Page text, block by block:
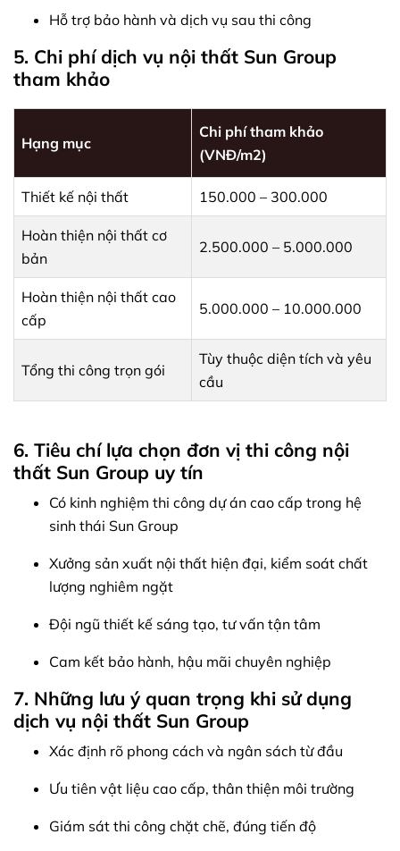
Hỗ trợ bảo hành và dịch vụ sau thi công
5. Chi phí dịch vụ nội thất Sun Group
tham khảo
Hạng mục
Chi phí tham khảo
(VNĐ/m2)
Thiết kế nội thất 150.000 – 300.000
Hoàn thiện nội thất cơ
bản
2.500.000 – 5.000.000
Hoàn thiện nội thất cao
cấp
5.000.000 – 10.000.000
Tổng thi công trọn gói
Tùy thuộc diện tích và yêu
cầu
6. Tiêu chí lựa chọn đơn vị thi công nội
thất Sun Group uy tín
Có kinh nghiệm thi công dự án cao cấp trong hệ
sinh thái Sun Group
Xưởng sản xuất nội thất hiện đại, kiểm soát chất
lượng nghiêm ngặt
Đội ngũ thiết kế sáng tạo, tư vấn tận tâm
Cam kết bảo hành, hậu mãi chuyên nghiệp
7. Những lưu ý quan trọng khi sử dụng
dịch vụ nội thất Sun Group
Xác định rõ phong cách và ngân sách từ đầu
Ưu tiên vật liệu cao cấp, thân thiện môi trường
Giám sát thi công chặt chẽ, đúng tiến độ